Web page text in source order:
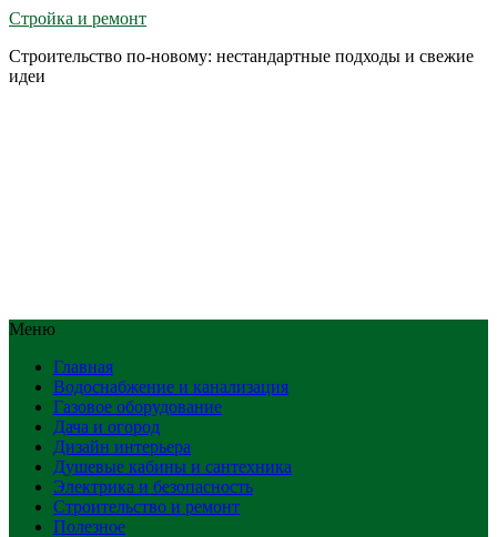
Стройка и ремонт
Строительство по-новому: нестандартные подходы и свежие
идеи
Меню
Главная
Водоснабжение и канализация
Газовое оборудование
Дача и огород
Дизайн интерьера
Душевые кабины и сантехника
Электрика и безопасность
Строительство и ремонт
Полезное